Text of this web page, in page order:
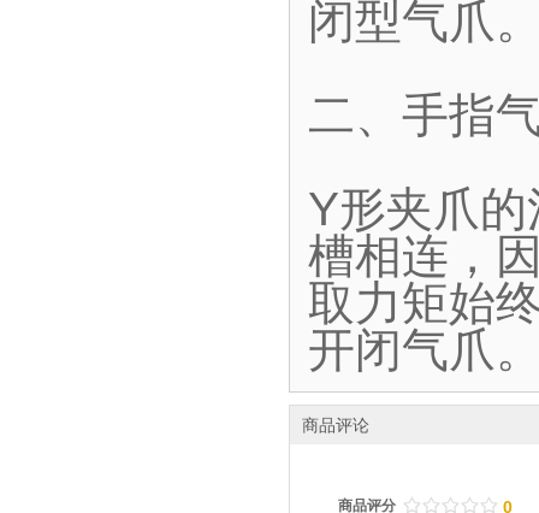
闭型气爪
二、手指
Y形夹爪
槽相连，
取力矩始
开闭气爪
商品评论
商品评分 / / / / /
. . . . . 0